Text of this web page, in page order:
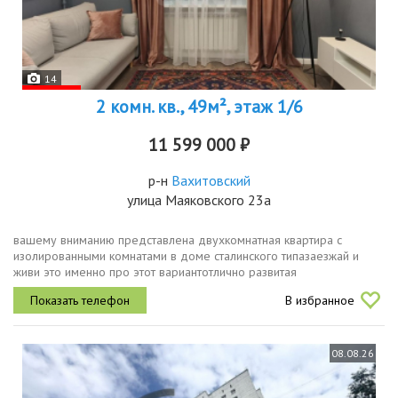
14
2 комн. кв., 49м², этаж 1/6
11 599 000 ₽
р-н Вахитовский
улица Маяковского 23а
вашему вниманию представлена двухкомнатная квартира с
изолированными комнатами в доме сталинского типазаезжай и
живи это именно про этот вариантотлично развитая
инфраструктура детские сады, школы, поликлиники, аптеки и
продовольственные магазины...
В избранное
08.08.26